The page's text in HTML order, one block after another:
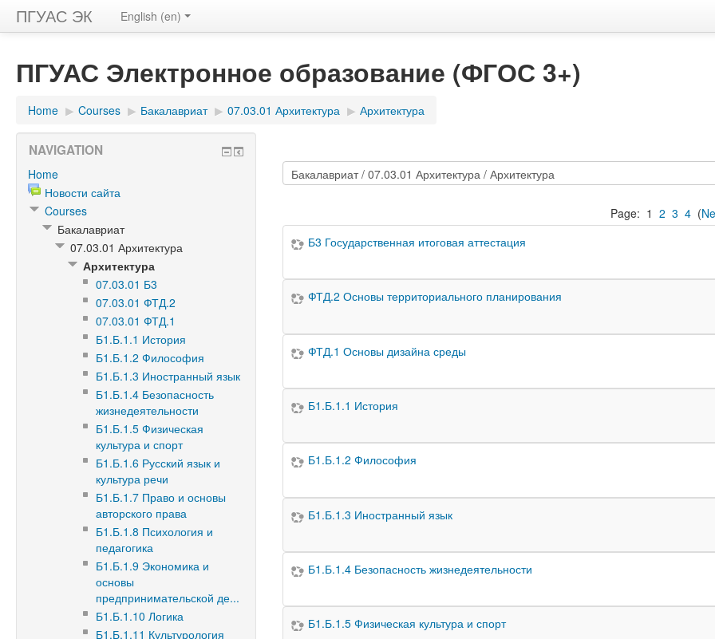
ПГУАС ЭК English (en)
ПГУАС Электронное образование (ФГОС 3+)
Home ▶ Courses ▶ Бакалавриат ▶ 07.03.01 Архитектура ▶ Архитектура
Page: 1 2 3 4 (
Б3 Государственная итоговая аттестация
ФТД.2 Основы территориального планирования
ФТД.1 Основы дизайна среды
Б1.Б.1.1 История
Б1.Б.1.2 Философия
Б1.Б.1.3 Иностранный язык
Б1.Б.1.4 Безопасность жизнедеятельности
Б1.Б.1.5 Физическая культура и спорт
NAVIGATION
Home
Новости сайта
Courses
Бакалавриат
07.03.01 Архитектура
Архитектура
07.03.01 Б3
07.03.01 ФТД.2
07.03.01 ФТД.1
Б1.Б.1.1 История
Б1.Б.1.2 Философия
Б1.Б.1.3 Иностранный язык
Б1.Б.1.4 Безопасность
жизнедеятельности
Б1.Б.1.5 Физическая
культура и спорт
Б1.Б.1.6 Русский язык и
культура речи
Б1.Б.1.7 Право и основы
авторского права
Б1.Б.1.8 Психология и
педагогика
Б1.Б.1.9 Экономика и
основы
предпринимательской де...
Б1.Б.1.10 Логика
Б1.Б.1.11 Культурология